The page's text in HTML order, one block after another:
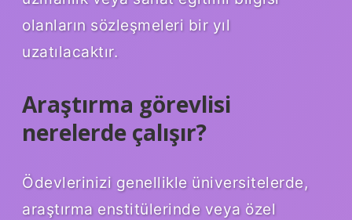
olanların sözleşmeleri bir yıl
uzatılacaktır.
Araştırma görevlisi
nerelerde çalışır?
Ödevlerinizi genellikle üniversitelerde,
araştırma enstitülerinde veya özel